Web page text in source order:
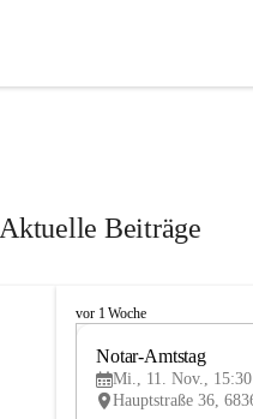
Aktuelle Beiträge
V
vor 1 Woche
Notar-Amtstag
Mi., 11. Nov., 15:30